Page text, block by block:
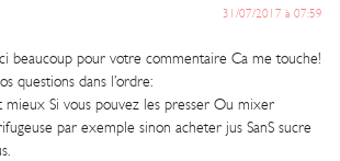
31/07/2017 à 07:59
beaucoup pour votre commentaire Ca me touche!
questions dans l’ordre:
mieux Si vous pouvez les presser Ou mixer
par exemple sinon acheter jus SanS sucre